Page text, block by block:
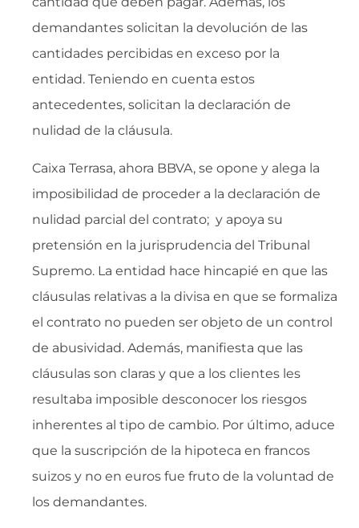
demandantes solicitan la devolución de las
cantidades percibidas en exceso por la
entidad. Teniendo en cuenta estos
antecedentes, solicitan la declaración de
nulidad de la cláusula.
Caixa Terrasa, ahora BBVA, se opone y alega la
imposibilidad de proceder a la declaración de
nulidad parcial del contrato; y apoya su
pretensión en la jurisprudencia del Tribunal
Supremo. La entidad hace hincapié en que las
cláusulas relativas a la divisa en que se formaliza
el contrato no pueden ser objeto de un control
de abusividad. Además, manifiesta que las
cláusulas son claras y que a los clientes les
resultaba imposible desconocer los riesgos
inherentes al tipo de cambio. Por último, aduce
que la suscripción de la hipoteca en francos
suizos y no en euros fue fruto de la voluntad de
los demandantes.